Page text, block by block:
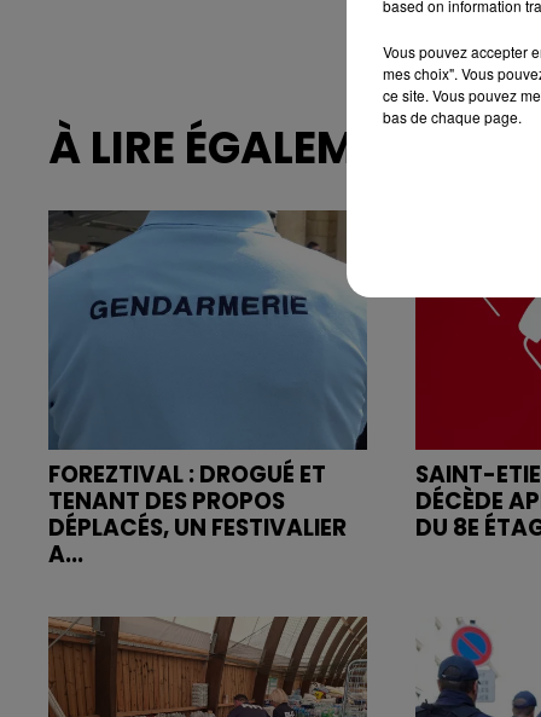
À LIRE ÉGALEMENT
FOREZTIVAL : DROGUÉ ET
TENANT DES PROPOS
DÉPLACÉS, UN FESTIVALIER
A...
SAINT-
DÉCÈDE
DU 8E
based on information
Vous pouvez accepter
mes choix". Vous
ce site. Vous pouvez
bas de chaque page.